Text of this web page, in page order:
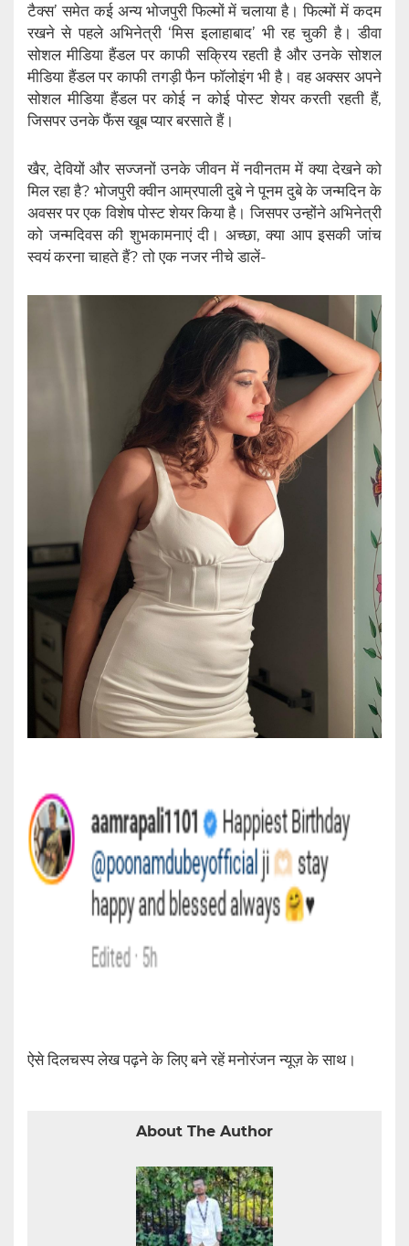
टैक्स’ समेत कई अन्य भोजपुरी फिल्मों में चलाया है। फिल्मों में कदम
रखने से पहले अभिनेत्री ‘मिस इलाहाबाद’ भी रह चुकी है। डीवा
सोशल मीडिया हैंडल पर काफी सक्रिय रहती है और उनके सोशल
मीडिया हैंडल पर काफी तगड़ी फैन फॉलोइंग भी है। वह अक्सर अपने
सोशल मीडिया हैंडल पर कोई न कोई पोस्ट शेयर करती रहती हैं,
जिसपर उनके फैंस खूब प्यार बरसाते हैं।
खैर, देवियों और सज्जनों उनके जीवन में नवीनतम में क्या देखने को
मिल रहा है? भोजपुरी क्वीन आम्रपाली दुबे ने पूनम दुबे के जन्मदिन के
अवसर पर एक विशेष पोस्ट शेयर किया है। जिसपर उन्होंने अभिनेत्री
को जन्मदिवस की शुभकामनाएं दी‌। अच्छा, क्या आप इसकी जांच
स्वयं करना चाहते हैं? तो एक नजर नीचे डालें-
ऐसे दिलचस्प लेख पढ़ने के लिए बने रहें मनोरंजन न्यूज़ के साथ।
About The Author